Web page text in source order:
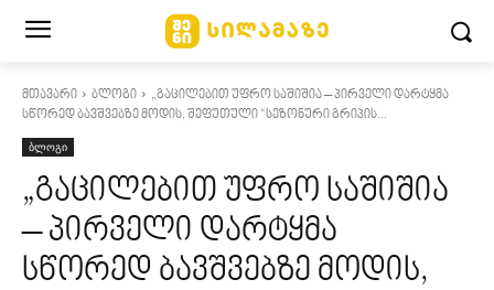
მთავარი ბლოგი
„გაცილებით უფრო საშიშია – პირველი დარტყმა
სწორედ ბავშვებზე მოდის, შეფუთული “სეზონური გრიპის...
ბლოგი
„გაცილებით უფრო საშიშია
– პირველი დარტყმა
სწორედ ბავშვებზე მოდის,